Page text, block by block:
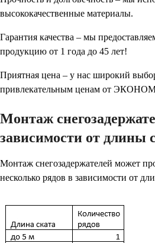
высококачественные материалы.
Гарантия качества – мы
продукцию от 1 года до 45 лет!
Приятная цена – у нас широкий
привлекательным ценам от
Монтаж
зависимости от длины
Монтаж снегозадержателей может
несколько рядов в зависимости от